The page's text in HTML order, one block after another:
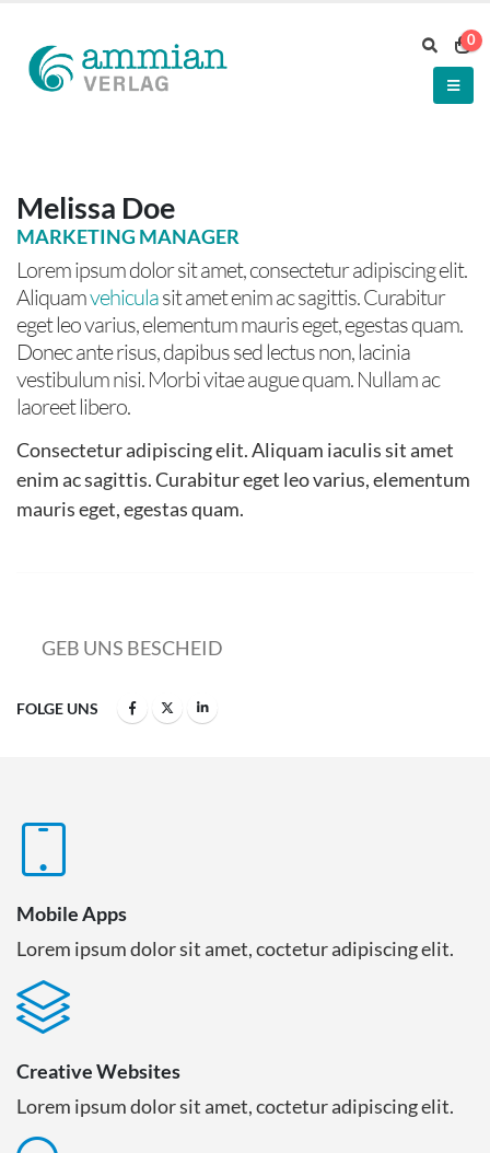
0
Melissa Doe
MARKETING MANAGER
Lorem ipsum dolor sit amet, consectetur adipiscing elit.
Aliquamvehiculasit amet enim ac sagittis. Curabitur
eget leo varius, elementum mauris eget, egestas quam.
Donec ante risus, dapibus sed lectus non, lacinia
vestibulum nisi. Morbi vitae augue quam. Nullam ac
laoreet libero.
Consectetur adipiscing elit. Aliquam iaculis sit amet
enim ac sagittis. Curabitur eget leo varius, elementum
mauris eget, egestas quam.
GEB UNS BESCHEID
FOLGE UNS
Mobile Apps
Lorem ipsum dolor sit amet, coctetur adipiscing elit.
Creative Websites
Lorem ipsum dolor sit amet, coctetur adipiscing elit.